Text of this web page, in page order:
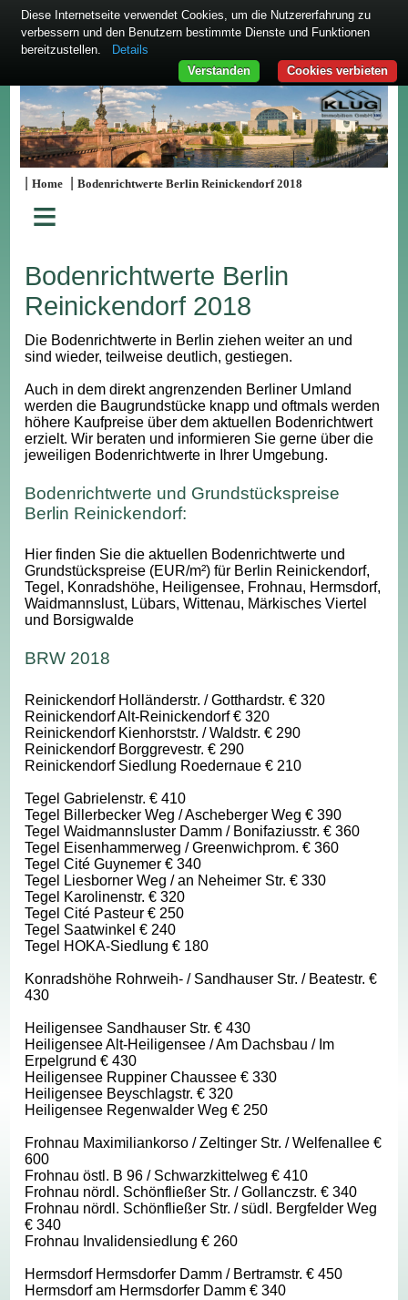
|Home |Bodenrichtwerte Berlin Reinickendorf 2018
≡
Bodenrichtwerte Berlin
Reinickendorf 2018
Die Bodenrichtwerte in Berlin ziehen weiter an und
sind wieder, teilweise deutlich, gestiegen.
Auch in dem direkt angrenzenden Berliner Umland
werden die Baugrundstücke knapp und oftmals werden
höhere Kaufpreise über dem aktuellen Bodenrichtwert
erzielt. Wir beraten und informieren Sie gerne über die
jeweiligen Bodenrichtwerte in Ihrer Umgebung.
Bodenrichtwerte und Grundstückspreise
Berlin Reinickendorf:
Hier finden Sie die aktuellen Bodenrichtwerte und
Grundstückspreise (EUR/m²) für Berlin Reinickendorf,
Tegel, Konradshöhe, Heiligensee, Frohnau, Hermsdorf,
Waidmannslust, Lübars, Wittenau, Märkisches Viertel
und Borsigwalde
BRW 2018
Reinickendorf Holländerstr. / Gotthardstr. € 320
Reinickendorf Alt-Reinickendorf € 320
Reinickendorf Kienhorststr. / Waldstr. € 290
Reinickendorf Borggrevestr. € 290
Reinickendorf Siedlung Roedernaue € 210
Tegel Gabrielenstr. € 410
Tegel Billerbecker Weg / Ascheberger Weg € 390
Tegel Waidmannsluster Damm / Bonifaziusstr. € 360
Tegel Eisenhammerweg / Greenwichprom. € 360
Tegel Cité Guynemer € 340
Tegel Liesborner Weg / an Neheimer Str. € 330
Tegel Karolinenstr. € 320
Tegel Cité Pasteur € 250
Tegel Saatwinkel € 240
Tegel HOKA-Siedlung € 180
Konradshöhe Rohrweih- / Sandhauser Str. / Beatestr. €
430
Heiligensee Sandhauser Str. € 430
Heiligensee Alt-Heiligensee / Am Dachsbau / Im
Erpelgrund € 430
Heiligensee Ruppiner Chaussee € 330
Heiligensee Beyschlagstr. € 320
Heiligensee Regenwalder Weg € 250
Frohnau Maximiliankorso / Zeltinger Str. / Welfenallee €
600
Frohnau östl. B 96 / Schwarzkittelweg € 410
Frohnau nördl. Schönfließer Str. / Gollanczstr. € 340
Frohnau nördl. Schönfließer Str. / südl. Bergfelder Weg
€ 340
Frohnau Invalidensiedlung € 260
Hermsdorf Hermsdorfer Damm / Bertramstr. € 450
Hermsdorf am Hermsdorfer Damm € 340
Diese Internetseite verwendet Cookies, um die Nutzererfahrung zu
verbessern und den Benutzern bestimmte Dienste und Funktionen
bereitzustellen.
Details
Cookies verbieten
Verstanden